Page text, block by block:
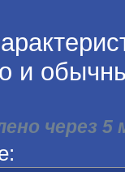
и
через 5